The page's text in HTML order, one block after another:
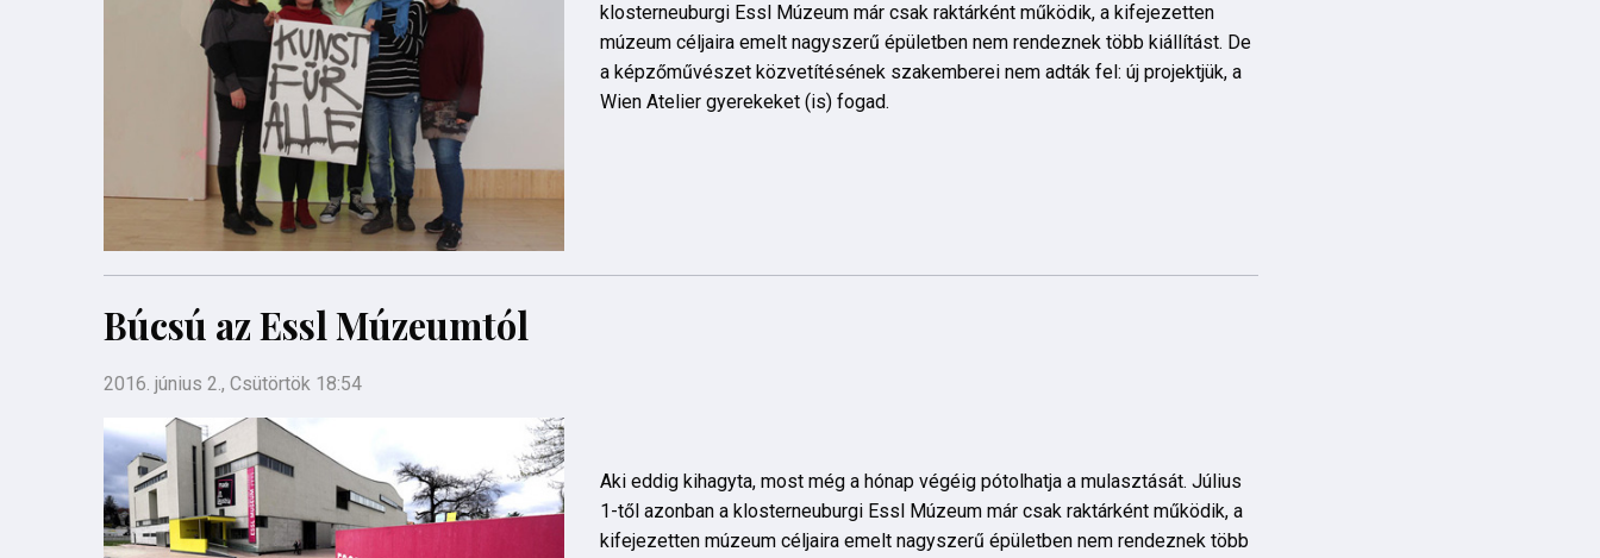
klosterneuburgi Essl Múzeum már csak raktárként működik, a kifejezetten
múzeum céljaira emelt nagyszerű épületben nem rendeznek több kiállítást. De
a képzőművészet közvetítésének szakemberei nem adták fel: új projektjük, a
Wien Atelier gyerekeket (is) fogad.
Búcsú az Essl Múzeumtól
2016. június 2., Csütörtök 18:54
Aki eddig kihagyta, most még a hónap végéig pótolhatja a mulasztását. Július
1-től azonban a klosterneuburgi Essl Múzeum már csak raktárként működik, a
kifejezetten múzeum céljaira emelt nagyszerű épületben nem rendeznek több